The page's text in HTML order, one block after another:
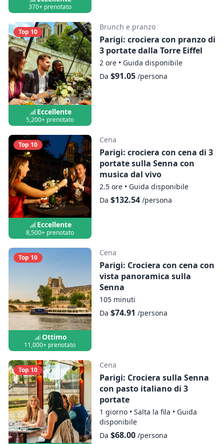
370+ prenotato
Top 10
Eccellente
5,200+ prenotato
Brunch e pranzo
Parigi: crociera con pranzo di
3 portate dalla Torre Eiffel
2 ore • Guida disponibile
Da $91.05/persona
Top 10
Eccellente
8,500+ prenotato
Cena
Parigi: crociera con cena di 3
portate sulla Senna con
musica dal vivo
2.5 ore • Guida disponibile
Da $132.54/persona
Top 10
Ottimo
11,000+ prenotato
Cena
Parigi: Crociera con cena con
vista panoramica sulla
Senna
105 minuti
Da $74.91 /persona
Top 10
Cena
Parigi: Crociera sulla Senna
con pasto italiano di 3
portate
1 giorno • Salta la fila • Guida
disponibile
Da $68.00/persona